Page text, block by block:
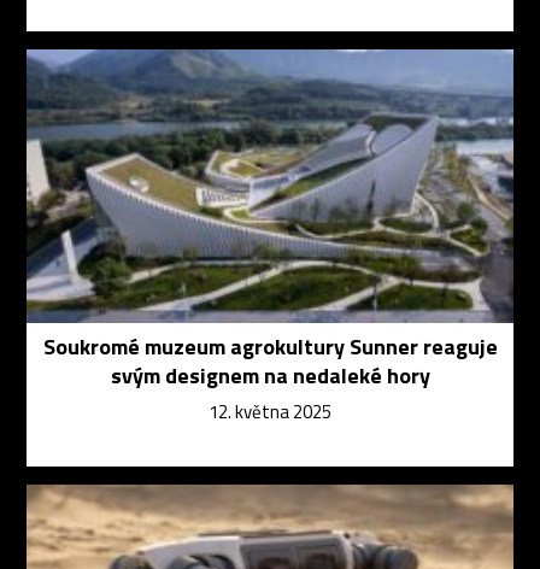
Soukromé muzeum agrokultury Sunner reaguje
svým designem na nedaleké hory
12. května 2025